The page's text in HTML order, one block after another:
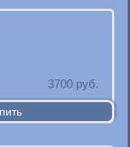
3700 руб.